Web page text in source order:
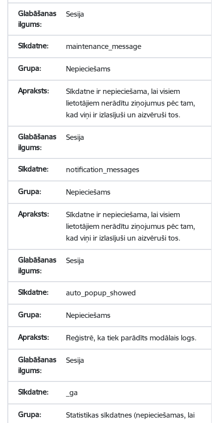
Sesija
maintenance_message
Nepieciešams
Sīkdatne ir nepieciešama, lai visiem
lietotājiem nerādītu ziņojumus pēc tam,
kad viņi ir izlasījuši un aizvēruši tos.
Sesija
notification_messages
Nepieciešams
Sīkdatne ir nepieciešama, lai visiem
lietotājiem nerādītu ziņojumus pēc tam,
kad viņi ir izlasījuši un aizvēruši tos.
Sesija
auto_popup_showed
Nepieciešams
Reģistrē, ka tiek parādīts modālais logs.
Sesija
_ga
Statistikas sīkdatnes (nepieciešamas, lai